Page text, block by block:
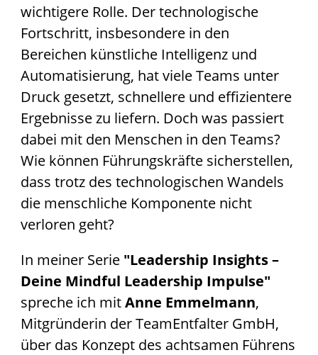
wichtigere Rolle. Der technologische
Fortschritt, insbesondere in den
Bereichen künstliche Intelligenz und
Automatisierung, hat viele Teams unter
Druck gesetzt, schnellere und effizientere
Ergebnisse zu liefern. Doch was passiert
dabei mit den Menschen in den Teams?
Wie können Führungskräfte sicherstellen,
dass trotz des technologischen Wandels
die menschliche Komponente nicht
verloren geht?
In meiner Serie "Leadership Insights –
Deine Mindful Leadership Impulse"
spreche ich mitAnne Emmelmann,
Mitgründerin der TeamEntfalter GmbH,
über das Konzept des achtsamen Führens